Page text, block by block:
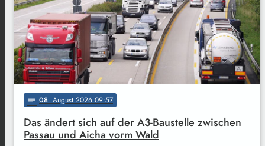
notes 08. August 2026 09:57
Das ändert sich auf der A3-Baustelle zwischen
Passau und Aicha vorm Wald